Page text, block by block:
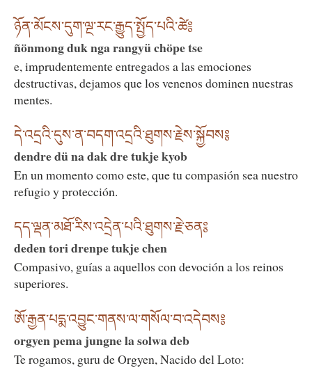
ཉོན་མོངས་དུག་ལྔ་རང་རྒྱུད་སྤྱོད་པའི་ཚེ༔
ñönmong duk nga rangyü chöpe tse
e, imprudentemente entregados a las emociones
destructivas, dejamos que los venenos dominen nuestras
mentes.
དེ་འདྲའི་དུས་ན་བདག་འདྲའི་ཐུགས་རྗེས་སྐྱོབས༔
dendre dü na dak dre tukje kyob
En un momento como este, que tu compasión sea nuestro
refugio y protección.
དད་ལྡན་མཐོ་རིས་འདྲེན་པའི་ཐུགས་རྗེ་ཅན༔
deden tori drenpe tukje chen
Compasivo, guías a aquellos con devoción a los reinos
superiores.
ཨོ་རྒྱན་པདྨ་འབྱུང་གནས་ལ་གསོལ་བ་འདེབས༔
orgyen pema jungne la solwa deb
Te rogamos, guru de Orgyen, Nacido del Loto: